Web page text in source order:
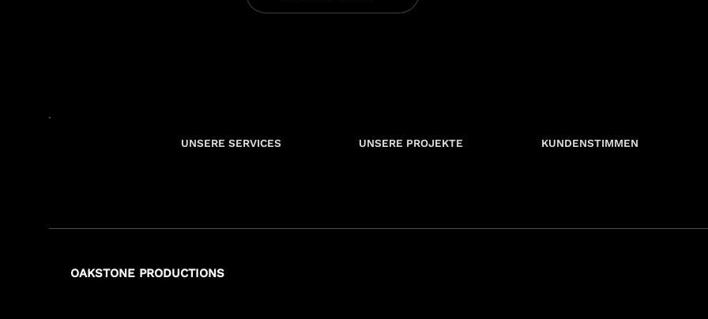
UNSERE SERVICES UNSERE PROJEKTE KUNDENSTIMMEN
OAKSTONE PRODUCTIONS